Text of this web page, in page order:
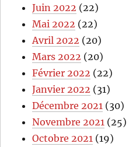
Juin 2022 (22)
Mai 2022 (22)
Avril 2022 (20)
Mars 2022 (20)
Février 2022 (22)
Janvier 2022 (31)
Décembre 2021 (30)
Novembre 2021 (25)
Octobre 2021 (19)